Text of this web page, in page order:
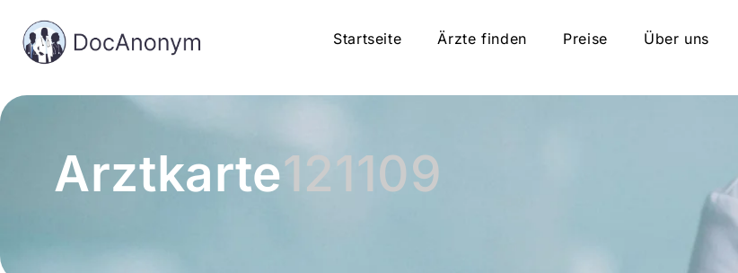
Startseite Ärzte finden Preise Über uns
Arztkarte121109